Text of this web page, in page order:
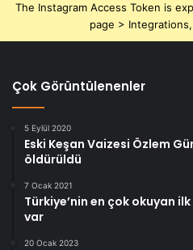
The Instagram Access Token is
page >
Çok Görüntülenenler
5 Eylül 2020
Eski Keşan Vaizesi Özlem
öldürüldü
7 Ocak 2021
Türkiye’nin en çok okuyan
var
20 Ocak 2023